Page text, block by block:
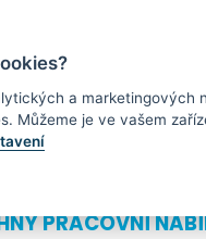
SPOLEČNOST
PRACOVNÍ
a marketingových
Můžeme je ve vašem